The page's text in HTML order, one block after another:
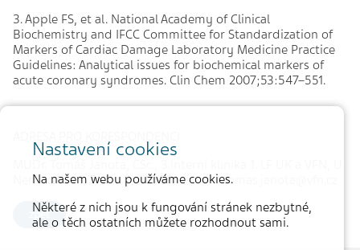
3. Apple FS, et al. National Academy of Clinical
Biochemistry and IFCC Committee for Standardization of
Markers of Cardiac Damage Laboratory Medicine Practice
Guidelines: Analytical issues for biochemical markers of
acute coronary syndromes. Clin Chem 2007;53:547–551.
Nemocnice 1, Praha 2, 128 08, e-mail: tomas.janota@vfn.cz
zpět
Nastavení cookies
Na našem webu používáme cookies.
Některé z nich jsou k fungování stránek nezbytné,
ale o těch ostatních můžete rozhodnout sami.